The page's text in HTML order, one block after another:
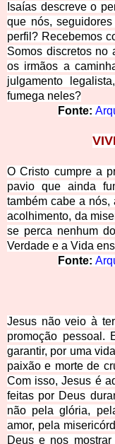
Isaías descreve o
que nós,
perfil? Recebemos
Somos discretos no
os irmãos a
julgamento
fumega neles?
Fonte:
O Cristo cumpre a
pavio que ainda
também cabe a nós,
acolhimento, da
se perca nenhum
Verdade e a Vida
Fonte:
Jesus não veio à
promoção pessoal.
garantir, por uma
paixão e morte de
Com isso, Jesus é
feitas por Deus
não pela glória,
amor, pela
Deus e nos